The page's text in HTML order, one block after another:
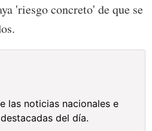
'riesgo concreto' de que se
las noticias nacionales e
del día.